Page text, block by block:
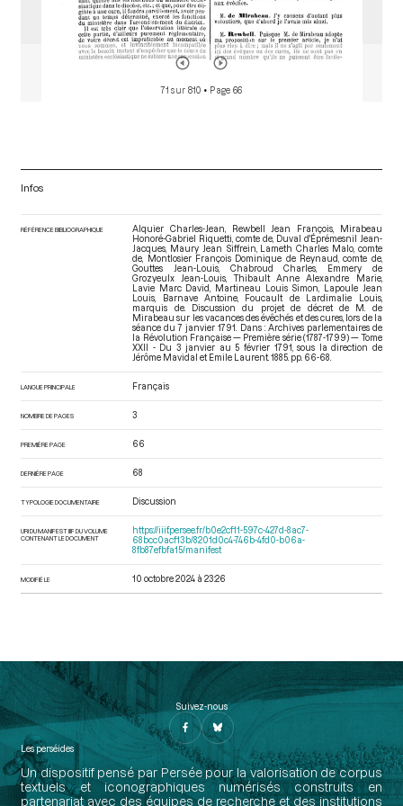
71 sur 810 • Page 66
Infos
RÉFÉRENCE BIBLIOGRAPHIQUE
Alquier Charles-Jean, Rewbell Jean François, Mirabeau
Honoré-Gabriel Riquetti, comte de, Duval d'Éprémesnil Jean-
Jacques, Maury Jean Siffrein, Lameth Charles Malo, comte
de, Montlosier François Dominique de Reynaud, comte de,
Gouttes Jean-Louis, Chabroud Charles, Emmery de
Grozyeulx Jean-Louis, Thibault Anne Alexandre Marie,
Lavie Marc David, Martineau Louis Simon, Lapoule Jean
Louis, Barnave Antoine, Foucault de Lardimalie Louis,
marquis de. Discussion du projet de décret de M. de
Mirabeau sur les vacances des évêchés et des cures, lors de la
séance du 7 janvier 1791. Dans : Archives parlementaires de
la Révolution Française — Première série (1787-1799) — Tome
XXII - Du 3 janvier au 5 février 1791
, sous la direction de
Jérôme Mavidal et Emile Laurent. 1885. pp. 66-68.
LANGUE PRINCIPALE Français
NOMBRE DE PAGES 3
PREMIÈRE PAGE 66
DERNIÈRE PAGE 68
TYPOLOGIE DOCUMENTAIRE Discussion
URI DU MANIFEST IIIF DU VOLUME
CONTENANT LE DOCUMENT
https://iiif.persee.fr/b0e2cf11-597c-427d-8ac7-
68bcc0acf13b/8201d0c4-746b-4fd0-b06a-
8fb87efbfa15/manifest
MODIFIÉ LE 10 octobre 2024 à 23:26
Suivez-nous
Les perséides
Un dispositif pensé par Persée pour la valorisation de corpus
textuels et iconographiques numérisés construits en
partenariat avec des équipes de recherche et des institutions